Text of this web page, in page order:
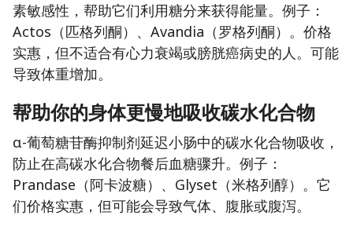
素敏感性，帮助它们利用糖分来获得能量。例子：
Actos（匹格列酮）、Avandia（罗格列酮）。价格
实惠，但不适合有心力衰竭或膀胱癌病史的人。可能
导致体重增加。
帮助你的身体更慢地吸收碳水化合物
α-葡萄糖苷酶抑制剂延迟小肠中的碳水化合物吸收，
防止在高碳水化合物餐后血糖骤升。例子：
Prandase（阿卡波糖）、Glyset（米格列醇）。它
们价格实惠，但可能会导致气体、腹胀或腹泻。